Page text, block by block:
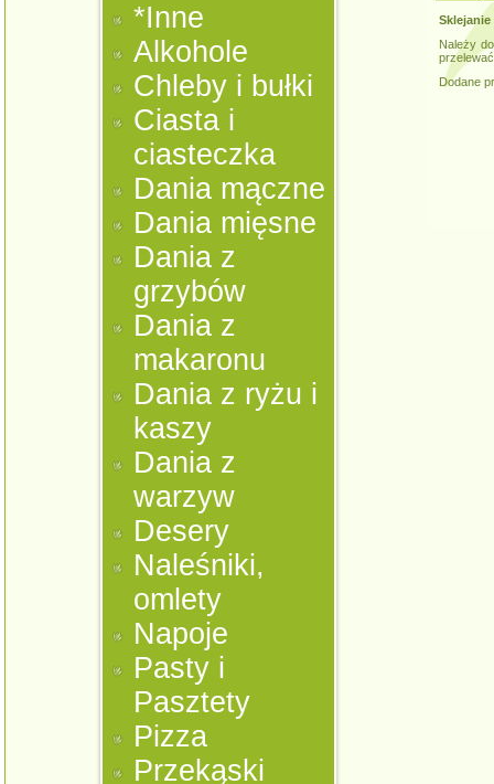
*Inne
Alkohole
Chleby i bułki
Ciasta i
ciasteczka
Dania mączne
Dania mięsne
Dania z
grzybów
Dania z
makaronu
Dania z ryżu i
kaszy
Dania z
warzyw
Desery
Naleśniki,
omlety
Napoje
Pasty i
Pasztety
Pizza
Przekąski
Należy
Dodane